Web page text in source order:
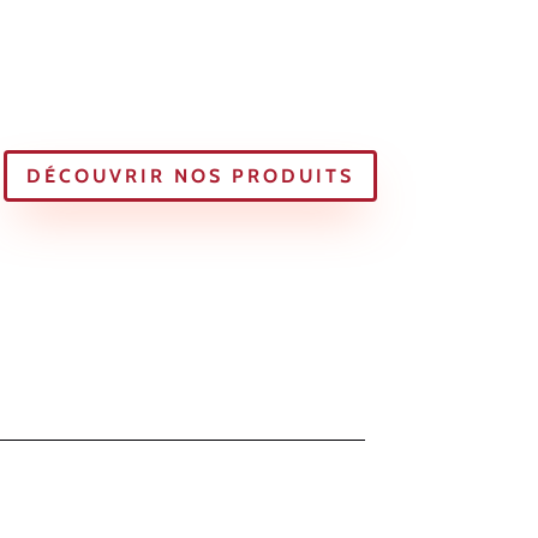
DÉCOUVRIR NOS PRODUITS